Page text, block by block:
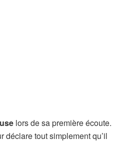
lors de sa première écoute.
déclare tout simplement qu’il